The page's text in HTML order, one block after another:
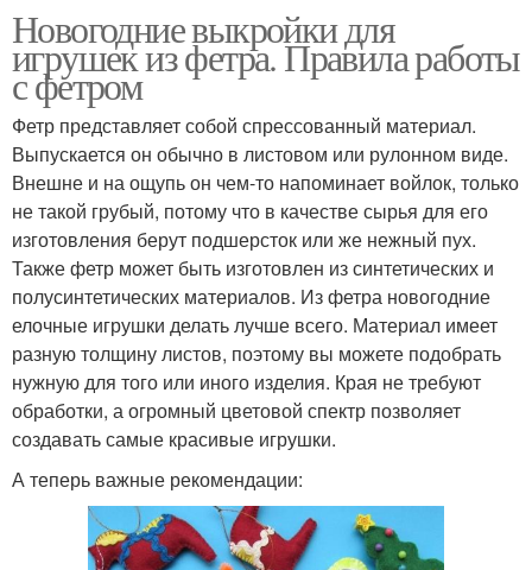
Новогодние выкройки для
игрушек из фетра. Правила работы
с фетром
Фетр представляет собой спрессованный материал.
Выпускается он обычно в листовом или рулонном виде.
Внешне и на ощупь он чем-то напоминает войлок, только
не такой грубый, потому что в качестве сырья для его
изготовления берут подшерсток или же нежный пух.
Также фетр может быть изготовлен из синтетических и
полусинтетических материалов. Из фетра новогодние
елочные игрушки делать лучше всего. Материал имеет
разную толщину листов, поэтому вы можете подобрать
нужную для того или иного изделия. Края не требуют
обработки, а огромный цветовой спектр позволяет
создавать самые красивые игрушки.
А теперь важные рекомендации: